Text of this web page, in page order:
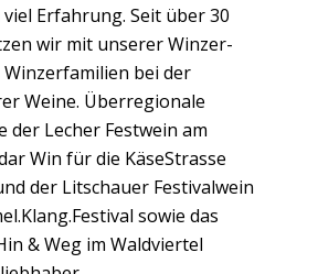
Erfahrung. Seit über 30
wir mit unserer Winzer-
bei der
Weine. Überregionale
der Lecher Festwein am
Win für die KäseStrasse
der Litschauer Festivalwein
sowie das
& Weg im Waldviertel